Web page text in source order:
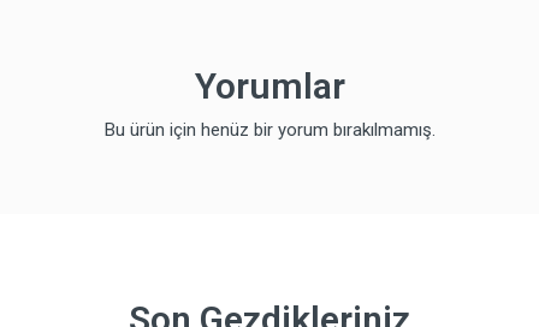
Yorumlar
Bu ürün için henüz bir yorum bırakılmamış.